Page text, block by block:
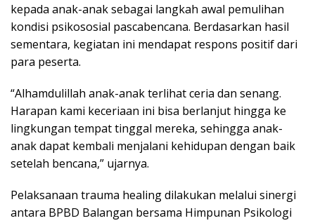
kepada anak-anak sebagai langkah awal pemulihan
kondisi psikososial pascabencana. Berdasarkan hasil
sementara, kegiatan ini mendapat respons positif dari
para peserta.
“Alhamdulillah anak-anak terlihat ceria dan senang.
Harapan kami keceriaan ini bisa berlanjut hingga ke
lingkungan tempat tinggal mereka, sehingga anak-
anak dapat kembali menjalani kehidupan dengan baik
setelah bencana,” ujarnya.
Pelaksanaan trauma healing dilakukan melalui sinergi
antara BPBD Balangan bersama Himpunan Psikologi